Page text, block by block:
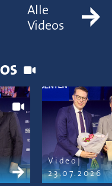
Alle
Videos
Video
23.07.2026